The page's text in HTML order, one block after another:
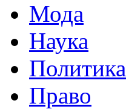
Мода
Наука
Политика
Право